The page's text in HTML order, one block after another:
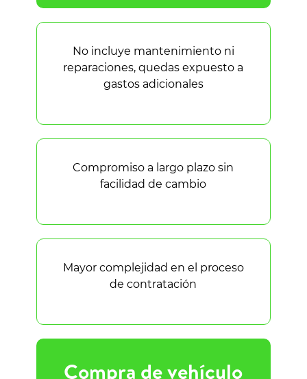
Compra de vehículo
No incluye mantenimiento ni
reparaciones, quedas expuesto a
gastos adicionales
Compromiso a largo plazo sin
facilidad de cambio
Mayor complejidad en el proceso
de contratación